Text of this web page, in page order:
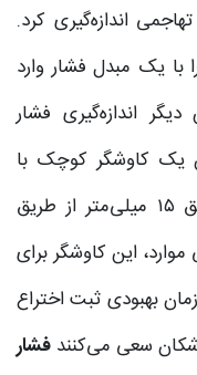
اندازه‌گیری کرد.
با یک مبدل فشار وارد
اندازه‌گیری فشار
یک کاوشگر کوچک با
سنسور فشار از طریق سوراخی به عمق ۱۵ میلی‌متر از طریق
این کاوشگر برای
بهبودی ثبت اختراع
سعی می‌کنند فشار